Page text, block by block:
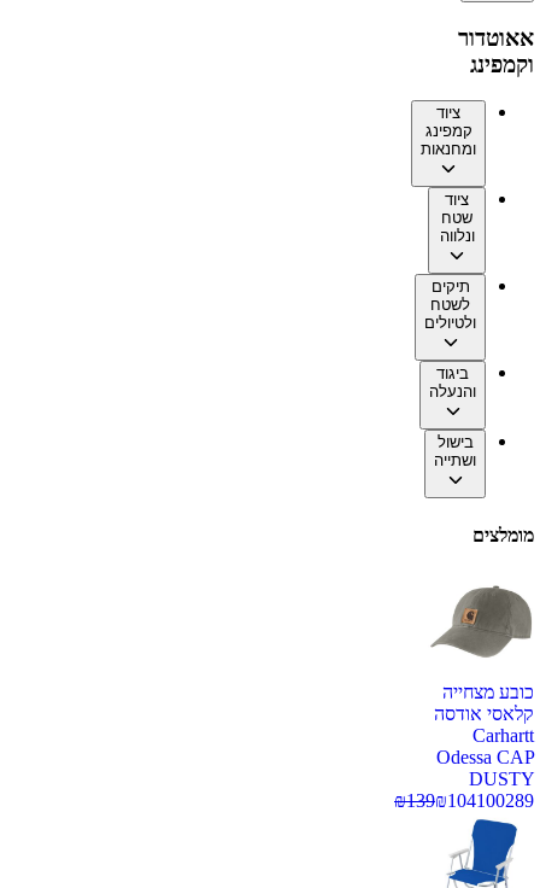
אאוטדור
וקמפינג
ציוד
קמפינג
ומחנאות
ציוד
שטח
ונלווה
תיקים
לשטח
ולטיולים
ביגוד
והנעלה
בישול
ושתייה
מומלצים
כובע מצחייה
קלאסי אודסה
Carhartt
Odessa CAP
DUSTY
100289
₪104
₪139